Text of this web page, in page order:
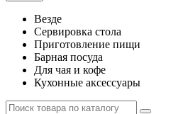
Везде
Сервировка стола
Приготовление пищи
Барная посуда
Для чая и кофе
Кухонные аксессуары